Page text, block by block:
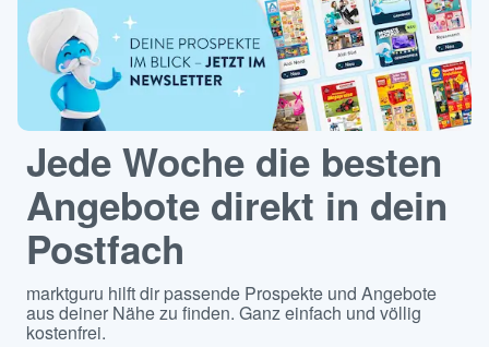
Jede Woche die besten
Angebote direkt in dein
Postfach
marktguru hilft dir passende Prospekte und Angebote
aus deiner Nähe zu finden. Ganz einfach und völlig
kostenfrei.